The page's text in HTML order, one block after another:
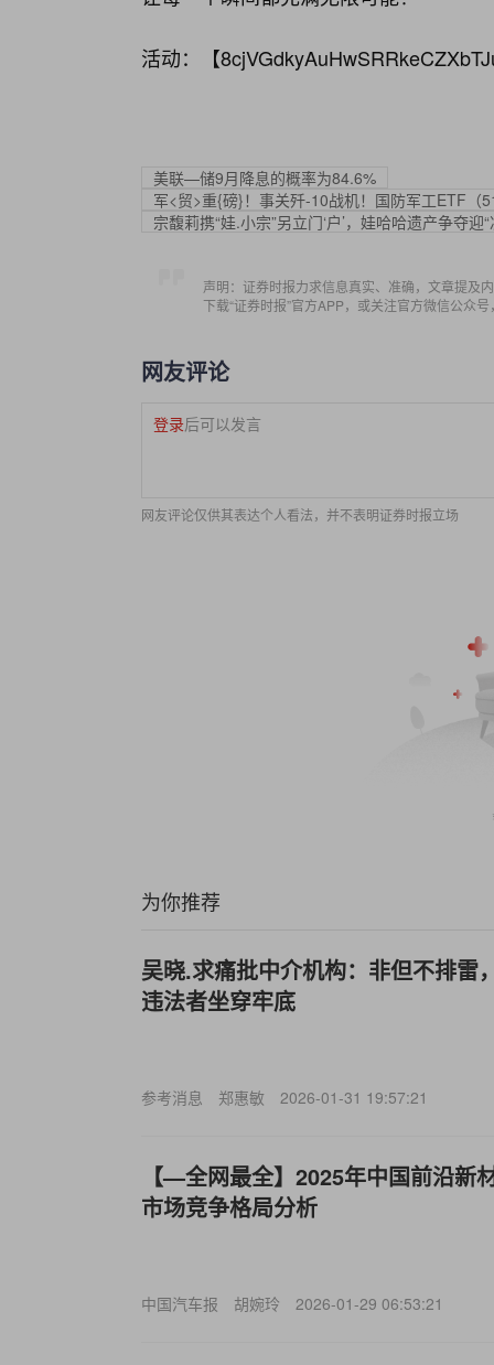
活动：【
美联—储9月降息的概率为84.6%
军<贸>重{磅}！事关歼-10战机！国防军工ETF（
宗馥莉携“娃.小宗”另立门‘户’，娃哈哈遗产争夺迎
声明：证券时报力求信息真实、准确，文章提及
下载“证券时报”官方APP，或关注官方微信公众
网友评论
登录后可以发言
网友评论仅供其表达个人看法，并不表明证券时报立场
为你推荐
吴晓.求痛批中介机构：非但不排雷
违法者坐穿牢底
参考消息 郑惠敏 2026-01-31 19:57:21
【—全网最全】2025年中国前沿新
市场竞争格局分析
中国汽车报 胡婉玲 2026-01-29 06:53:21